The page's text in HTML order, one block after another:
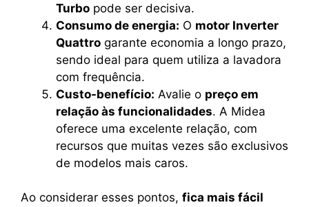
Turbo pode ser decisiva.
Consumo de energia: O motor Inverter
Quattro garante economia a longo prazo,
sendo ideal para quem utiliza a lavadora
com frequência.
Custo-benefício: Avalie o preço em
relação às funcionalidades. A Midea
oferece uma excelente relação, com
recursos que muitas vezes são exclusivos
de modelos mais caros.
Ao considerar esses pontos, fica mais fácil